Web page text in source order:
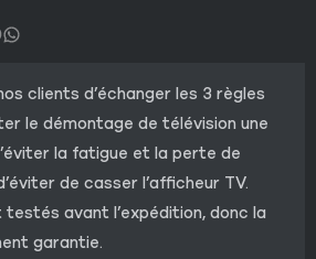
clients d’échanger les 3 règles
le démontage de télévision une
la fatigue et la perte de
de casser l’afficheur TV.
avant l’expédition, donc la
garantie.